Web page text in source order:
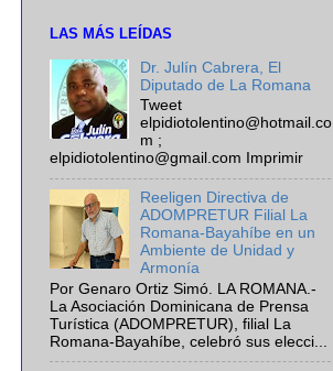
LAS MÁS LEÍDAS
Dr. Julín Cabrera, El
Diputado de La Romana
Tweet
elpidiotolentino@hotmail.co
m ;
elpidiotolentino@gmail.com Imprimir
Reeligen Directiva de
ADOMPRETUR Filial La
Romana-Bayahíbe en un
Ambiente de Unidad y
Armonía
Por Genaro Ortiz Simó. LA ROMANA.-
La Asociación Dominicana de Prensa
Turística (ADOMPRETUR), filial La
Romana-Bayahíbe, celebró sus elecci...